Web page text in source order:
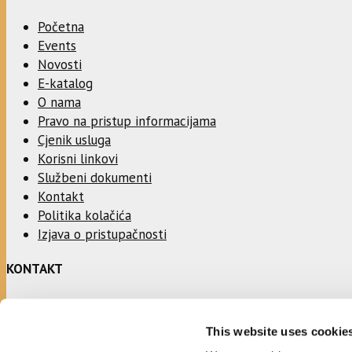
This website uses
Početna
Events
Novosti
E-katalog
O nama
Pravo na pristup informacijama
Cjenik usluga
Korisni linkovi
Službeni dokumenti
Kontakt
Politika kolačića
Izjava o pristupačnosti
KONTAKT